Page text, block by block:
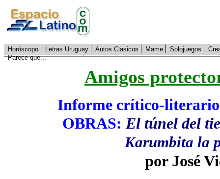
Horóscopo Letras Uruguay Autos Clasicos Mame Solojuegos
Parece que...
Amigos
Informe crítico-literario
OBRAS: El túnel del
Karumbita la
por José